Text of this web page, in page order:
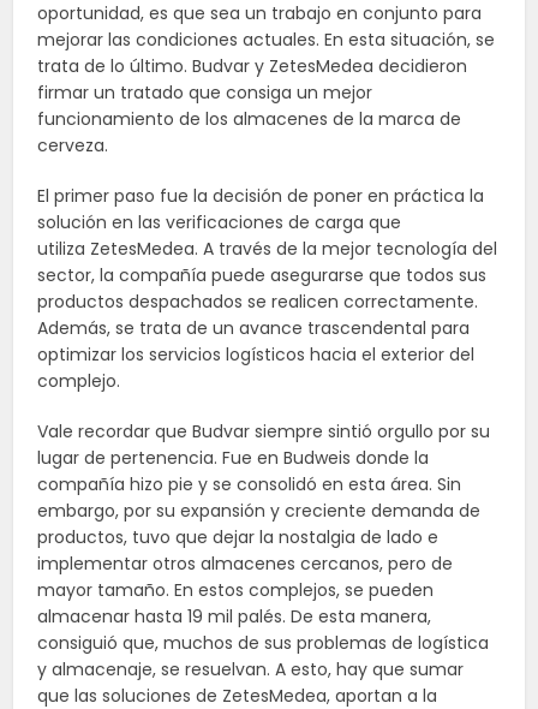
oportunidad, es que sea un trabajo en conjunto para
mejorar las condiciones actuales. En esta situación, se
trata de lo último. Budvar y ZetesMedea decidieron
firmar un tratado que consiga un mejor
funcionamiento de los almacenes de la marca de
cerveza.
El primer paso fue la decisión de poner en práctica la
solución en las verificaciones de carga que
utiliza ZetesMedea. A través de la mejor tecnología del
sector, la compañía puede asegurarse que todos sus
productos despachados se realicen correctamente.
Además, se trata de un avance trascendental para
optimizar los servicios logísticos hacia el exterior del
complejo.
Vale recordar que Budvar siempre sintió orgullo por su
lugar de pertenencia. Fue en Budweis donde la
compañía hizo pie y se consolidó en esta área. Sin
embargo, por su expansión y creciente demanda de
productos, tuvo que dejar la nostalgia de lado e
implementar otros almacenes cercanos, pero de
mayor tamaño. En estos complejos, se pueden
almacenar hasta 19 mil palés. De esta manera,
consiguió que, muchos de sus problemas de logística
y almacenaje, se resuelvan. A esto, hay que sumar
que las soluciones de ZetesMedea, aportan a la